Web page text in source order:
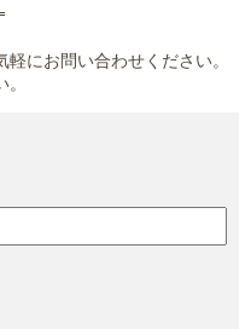
にお問い合わせください。